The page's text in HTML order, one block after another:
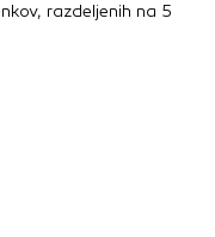
razdeljenih na 5